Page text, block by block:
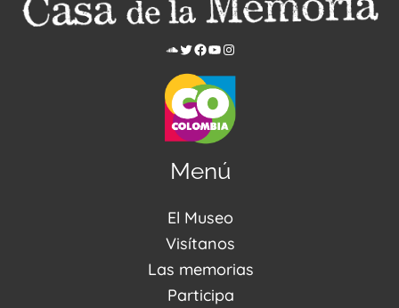
Menú
El Museo
Acerca de nosotros
Noticias
PQRSDF
Visítanos
Visítanos
Reserva tus espacios
Las memorias
Centro de Recursos
Participa